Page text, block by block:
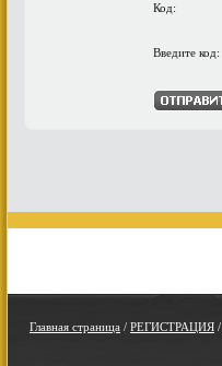
Код:
Введите код:
Главная страница / РЕГИСТРАЦИЯ /